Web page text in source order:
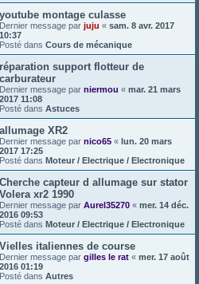
youtube montage culasse
Dernier message par juju « sam. 8 avr. 2017
10:37
Posté dans Cours de mécanique
réparation support flotteur de
carburateur
Dernier message par niermou « mar. 21 mars
2017 11:08
Posté dans Astuces
allumage XR2
Dernier message par nico65 « lun. 20 mars
2017 17:25
Posté dans Moteur / Electrique / Electronique
Cherche capteur d allumage sur stator
Volera xr2 1990
Dernier message par Aurel35270 « mer. 14 déc.
2016 09:53
Posté dans Moteur / Electrique / Electronique
Vielles italiennes de course
Dernier message par gilles le rat « mer. 17 août
2016 01:19
Posté dans Autres